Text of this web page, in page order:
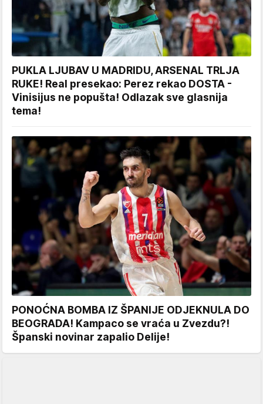
PUKLA LJUBAV U MADRIDU, ARSENAL TRLJA
RUKE! Real presekao: Perez rekao DOSTA -
Vinisijus ne popušta! Odlazak sve glasnija
tema!
PONOĆNA BOMBA IZ ŠPANIJE ODJEKNULA DO
BEOGRADA! Kampaco se vraća u Zvezdu?!
Španski novinar zapalio Delije!